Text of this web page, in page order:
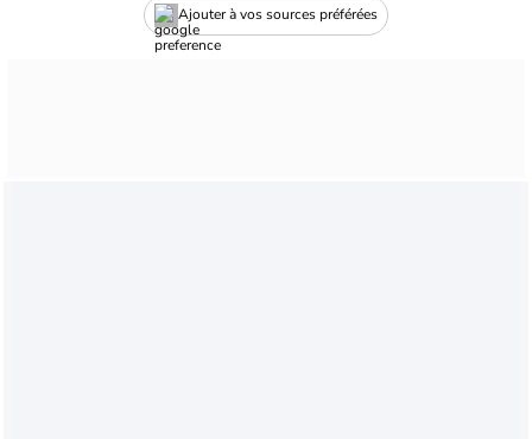
Ajouter à vos sources préférées